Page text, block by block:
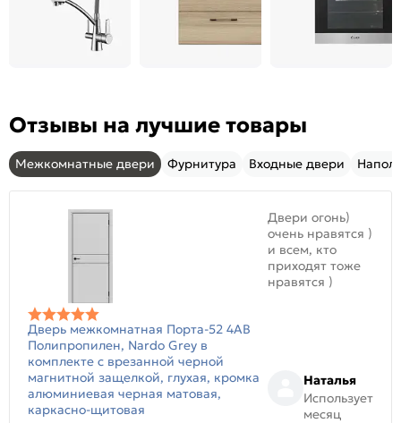
Отзывы на лучшие товары
Межкомнатные двери Фурнитура Входные двери
Дверь межкомнатная Порта-52 4AB
Полипропилен, Nardo Grey в
комплекте с врезанной черной
магнитной защелкой, глухая, кромка
алюминиевая черная матовая,
каркасно-щитовая
Двери огонь)
очень нравятся )
и всем, кто
приходят тоже
нравятся )
Наталья
Использует
месяц